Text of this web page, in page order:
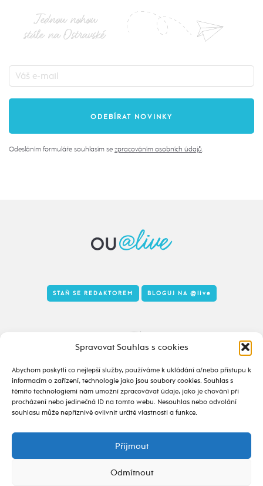
Spravovat Souhlas s cookies
Abychom poskytli co nejlepší služby, používáme k ukládání a/nebo přístupu k
informacím o zařízení, technologie jako jsou soubory cookies. Souhlas s
těmito technologiemi nám umožní zpracovávat údaje, jako je chování při
procházení nebo jedinečná ID na tomto webu. Nesouhlas nebo odvolání
souhlasu může nepříznivě ovlivnit určité vlastnosti a funkce.
Příjmout
Odmítnout
Jednou nohou
stále na Ostravské
Odesláním formuláře souhlasím se zpracováním osobních údajů.
Tady to taky žije
alive.osu.cz- ISSN 2695-0022
design od
STAŇ SE REDAKTOREM BLOGUJ NA @live